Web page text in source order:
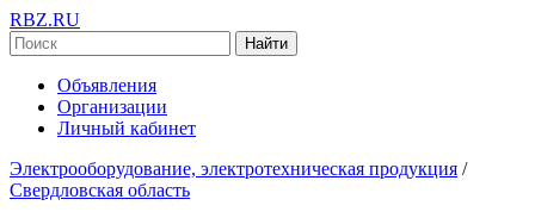
RBZ.RU
Найти
Объявления
Организации
Личный кабинет
Электрооборудование, электротехническая продукция /
Свердловская область